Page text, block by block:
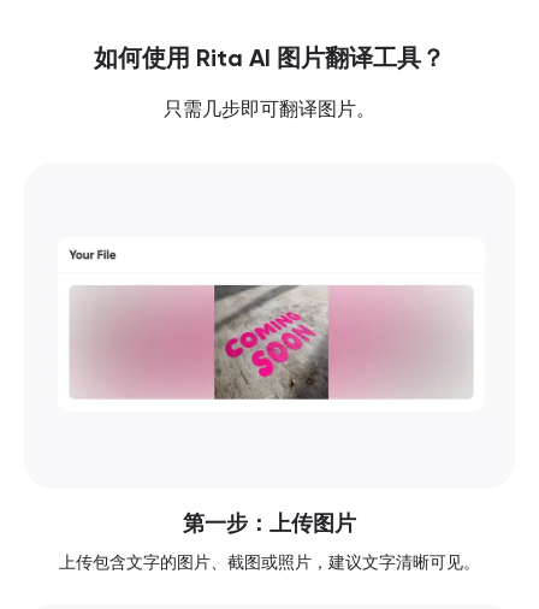
如何使用 Rita AI 图片翻译工具？
只需几步即可翻译图片。
第一步：上传图片
上传包含文字的图片、截图或照片，建议文字清晰可见。